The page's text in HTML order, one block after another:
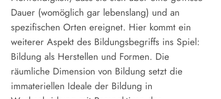
Dauer (womöglich gar lebenslang) und an
spezifischen Orten ereignet. Hier kommt ein
weiterer Aspekt des Bildungsbegriffs ins Spiel:
Bildung als Herstellen und Formen. Die
räumliche Dimension von Bildung setzt die
immateriellen Ideale der Bildung in